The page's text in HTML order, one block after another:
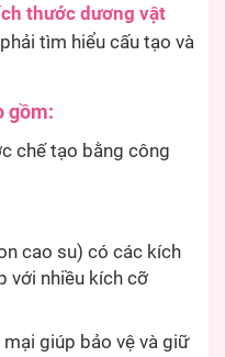
thước dương vật
tìm hiểu cấu tạo và
gồm:
chế tạo bằng công
cao su) có các kích
với nhiều kích cỡ
giúp bảo vệ và giữ